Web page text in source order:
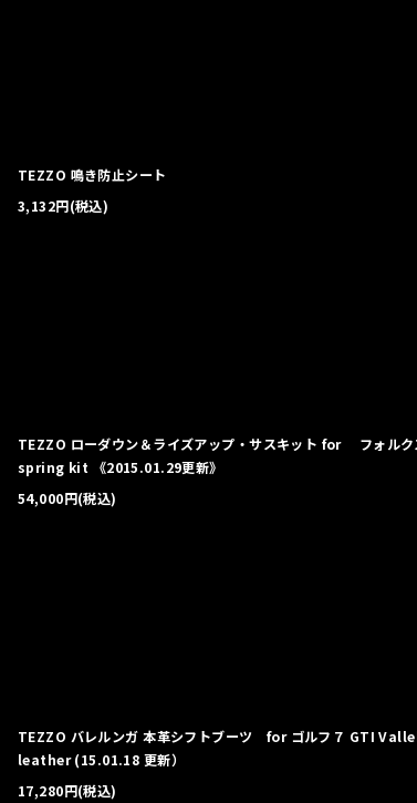
TEZZO 鳴き防止シート
3,132円(税込)
TEZZO ローダウン＆ライズアップ・サスキット for フォ
spring kit 《2015.01.29更新》
54,000円(税込)
TEZZO バレルンガ 本革シフトブーツ for ゴルフ７ GTI
leather (15.01.18 更新）
17,280円(税込)